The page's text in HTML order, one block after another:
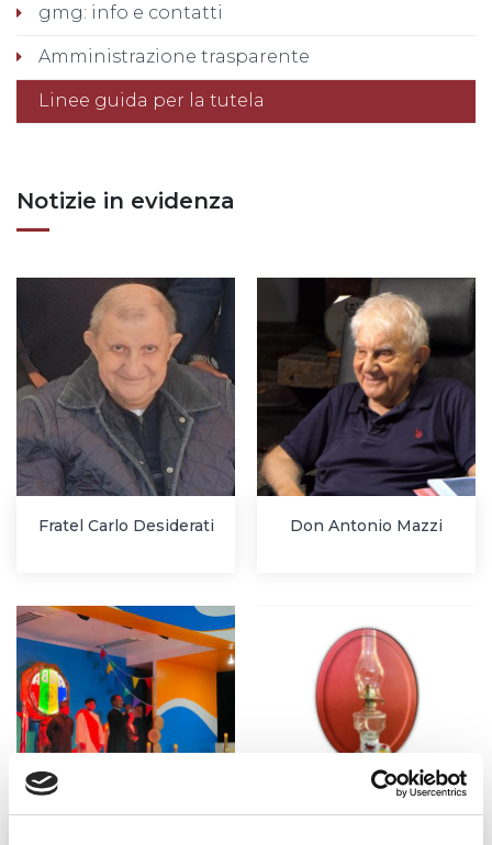
gmg: info e contatti
Amministrazione trasparente
Linee guida per la tutela
Notizie in evidenza
Fratel Carlo Desiderati Don Antonio Mazzi